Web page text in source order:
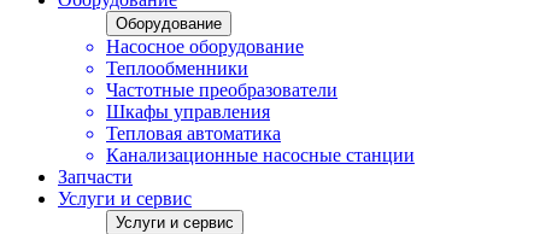
Оборудование
Насосное оборудование
Теплообменники
Частотные преобразователи
Шкафы управления
Тепловая автоматика
Канализационные насосные станции
Запчасти
Услуги и сервис
Услуги и сервис